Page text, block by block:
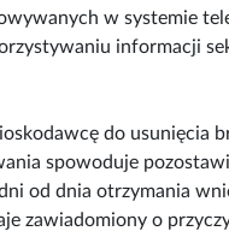
w systemie
informacji
do usunięcia
spowoduje
od dnia otrzymania
zawiadomiony o